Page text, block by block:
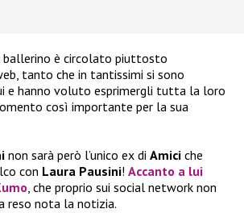
è circolato piuttosto
tanto che in tantissimi si sono
e hanno voluto esprimergli tutta la loro
così importante per la sua
non sarà però l’unico ex di Amici che
con Laura Pausini! Accanto a lui
, che proprio sui social network non
reso nota la notizia.